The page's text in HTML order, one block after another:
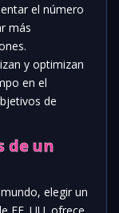
el número
más
y optimizan
en el
de
de un
elegir un